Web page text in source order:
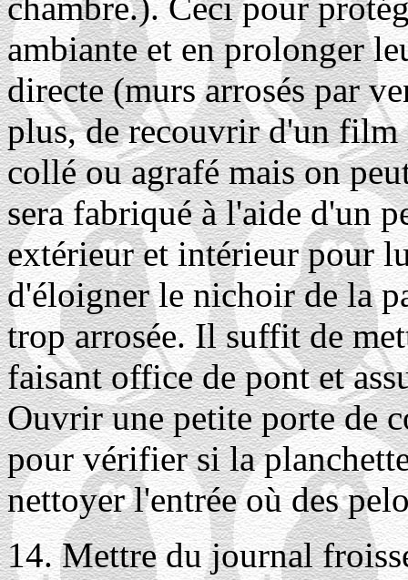
ambiante et en prolonger
directe (murs arrosés par
plus, de recouvrir d'un
collé ou agrafé mais on
sera fabriqué à l'aide d'un
extérieur et intérieur pour
d'éloigner le nichoir de la
trop arrosée. Il suffit de
faisant office de pont et
Ouvrir une petite porte de
pour vérifier si la
nettoyer l'entrée où des
14. Mettre du journal